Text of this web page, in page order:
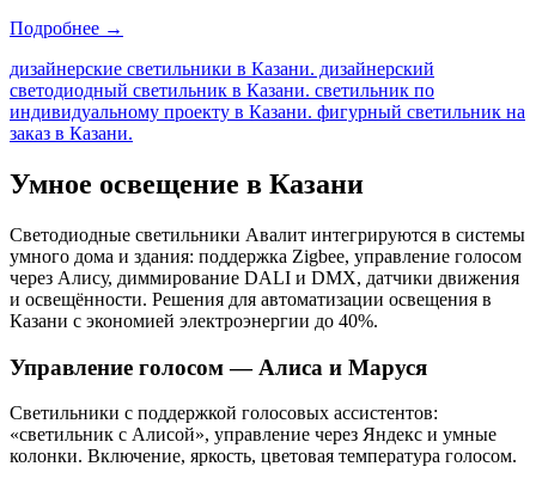
Подробнее →
дизайнерские светильники в Казани. дизайнерский
светодиодный светильник в Казани. светильник по
индивидуальному проекту в Казани. фигурный светильник на
заказ в Казани.
Умное освещение в Казани
Светодиодные светильники Авалит интегрируются в системы
умного дома и здания: поддержка Zigbee, управление голосом
через Алису, диммирование DALI и DMX, датчики движения
и освещённости. Решения для автоматизации освещения в
Казани с экономией электроэнергии до 40%.
Управление голосом — Алиса и Маруся
Светильники с поддержкой голосовых ассистентов:
«светильник с Алисой», управление через Яндекс и умные
колонки. Включение, яркость, цветовая температура голосом.